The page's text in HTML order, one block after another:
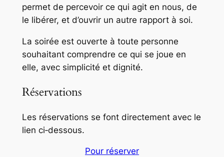
permet de percevoir ce qui agit en nous, de
le libérer, et d’ouvrir un autre rapport à soi.
La soirée est ouverte à toute personne
souhaitant comprendre ce qui se joue en
elle, avec simplicité et dignité.
Réservations
Les réservations se font directement avec le
lien ci‑dessous.
Pour réserver